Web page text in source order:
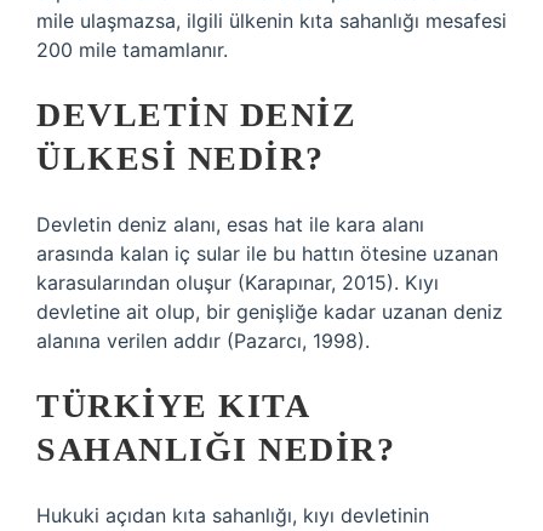
mile ulaşmazsa, ilgili ülkenin kıta sahanlığı mesafesi
200 mile tamamlanır.
DEVLETIN DENIZ
ÜLKESI NEDIR?
Devletin deniz alanı, esas hat ile kara alanı
arasında kalan iç sular ile bu hattın ötesine uzanan
karasularından oluşur (Karapınar, 2015). Kıyı
devletine ait olup, bir genişliğe kadar uzanan deniz
alanına verilen addır (Pazarcı, 1998).
TÜRKIYE KITA
SAHANLIĞI NEDIR?
Hukuki açıdan kıta sahanlığı, kıyı devletinin